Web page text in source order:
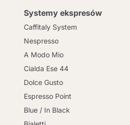
Systemy ekspresów
Caffitaly System
Nespresso
A Modo Mio
Cialda Ese 44
Dolce Gusto
Espresso Point
Blue / In Black